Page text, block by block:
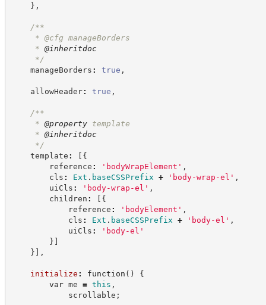
} ,
/**
* @cfg manageBorders
* @inheritdoc
*/
manageBorders : true ,
allowHeader: true ,
/**
* @property template
* @inheritdoc
*/
template : [ {
reference : ' bodyWrapElement ' ,
cls : Ext . baseCSSPrefix + ' body-wrap-el ' ,
uiCls : ' body-wrap-el ' ,
children : [ {
reference : ' bodyElement ' ,
cls : Ext . baseCSSPrefix + ' body-el ' ,
uiCls : ' body-el '
} ]
} ] ,
initialize : function ( )
{
var me = this ,
scrollable ;